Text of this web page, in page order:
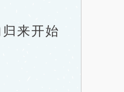
来开始